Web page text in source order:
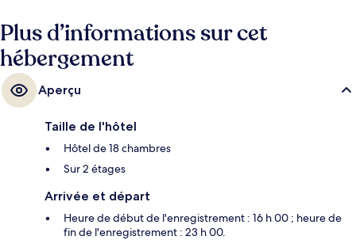
Plus d’informations sur cet
hébergement
Aperçu
Taille de l'hôtel
Hôtel de 18 chambres
Sur 2 étages
Arrivée et départ
Heure de début de l'enregistrement : 16 h 00 ; heure de
fin de l'enregistrement : 23 h 00.